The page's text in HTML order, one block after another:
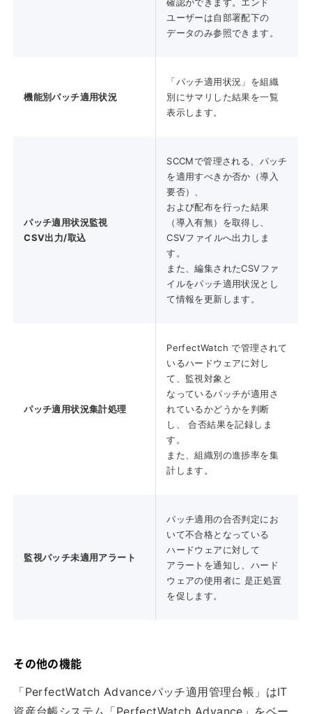
確認ができます。エンド
ユーザーは自部署配下の
データのみ参照できます。
機能別パッチ適用状況
「パッチ適用状況」を組織
別にサマリした結果を一覧
表示します。
パッチ適用状況監視
CSV出力/取込
SCCMで管理される、パッチ
を適用すべきか否か（導入
要否）、
および配布を行った結果
（導入有無）を取得し、
CSVファイルへ出力しま
す。
また、編集されたCSVファ
イルをパッチ適用状況とし
て情報を更新します。
パッチ適用状況集計処理
PerfectWatch で管理されて
いるハードウェアに対し
て、監視対象と
なっているパッチが適用さ
れているかどうかを判断
し、 合否結果を記録しま
す。
また、組織別の進捗率を集
計します。
監視パッチ未適用アラート
パッチ適用の合否判定にお
いて不合格となっている
ハードウェアに対して
アラートを通知し、ハード
ウェアの使用者に 是正処置
を促します。
その他の機能
「PerfectWatch Advanceパッチ適用管理台帳」はIT